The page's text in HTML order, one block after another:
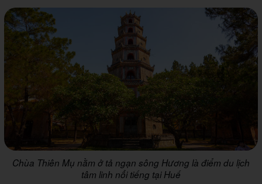
Chùa Thiên Mụ nằm ở tả ngạn sông Hương là điểm du lịch
tâm linh nổi tiếng tại Huế